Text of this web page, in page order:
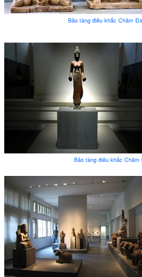
Bảo tàng điêu khắc Chăm
Bảo tàng điêu khắc